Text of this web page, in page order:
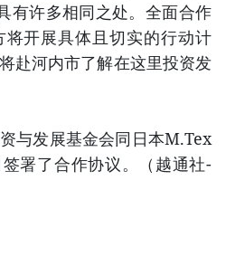
有许多相同之处。全面合作
开展具体且切实的行动计
赴河内市了解在这里投资发
与发展基金会同日本M.Tex
署了合作协议。（越通社-